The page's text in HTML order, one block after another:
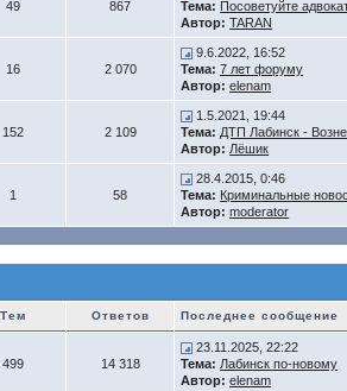
49 867
Тема: Посоветуйте
Автор: TARAN
16 2 070
9.6.2022, 16:52
Тема: 7 лет форуму
Автор: elenam
152 2 109
1.5.2021, 19:44
Тема: ДТП Лабинск -
Автор: Лёшик
1 58
28.4.2015, 0:46
Тема: Криминальные
Автор: moderator
Тем Ответов Последнее сообщение
499 14 318
23.11.2025, 22:22
Тема: Лабинск по-новому
Автор: elenam